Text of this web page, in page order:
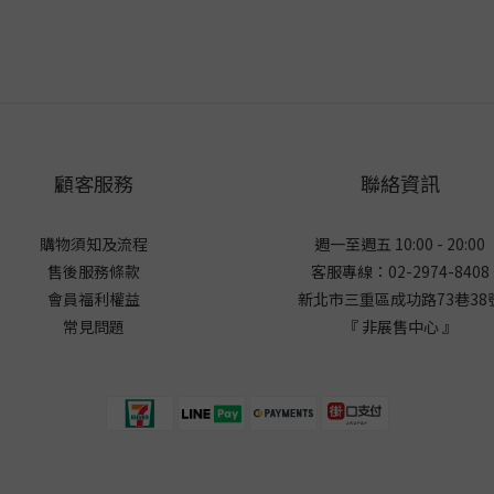
顧客服務
購物須知及流程
售後服務條款
會員福利權益
常見問題
聯絡資訊
週一至週五 10:00 - 20:00
客服專線：02-2974-8408
新北市三重區成功路73巷38
『 非展售中心 』